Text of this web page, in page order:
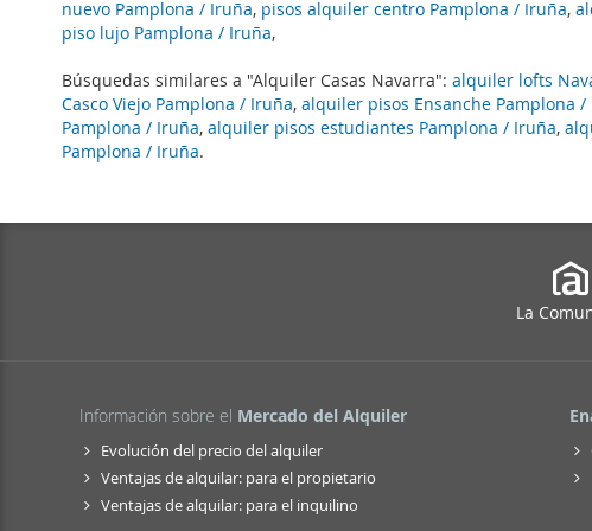
Búsquedas similares a "Alquiler Casas Navarra": alquiler lofts
Casco Viejo Pamplona / Iruña, alquiler pisos Ensanche Pamplona /
Pamplona / Iruña, alquiler pisos estudiantes Pamplona / Iruña,
Pamplona / Iruña.
nuevo Pamplona / Iruña, pisos alquiler centro Pamplona / Iruña,
piso lujo Pamplona / Iruña,
La
Información sobre el Mercado del Alquiler
Evolución del precio del alquiler
Ventajas de alquilar: para el propietario
Ventajas de alquilar: para el inquilino